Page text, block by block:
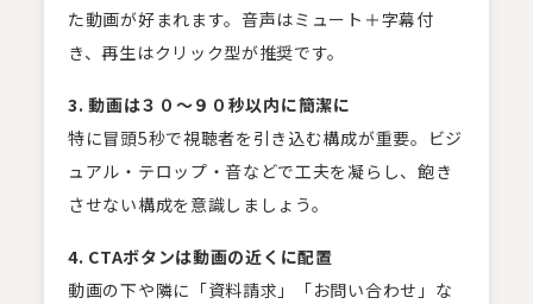
た動画が好まれます。音声はミュート＋字幕付
き、再生はクリック型が推奨です。
3.動画は３０〜９０秒以内に簡潔に
特に冒頭5秒で視聴者を引き込む構成が重要。ビジ
ュアル・テロップ・音などで工夫を凝らし、飽き
させない構成を意識しましょう。
4. CTAボタンは動画の近くに配置
動画の下や隣に「資料請求」「お問い合わせ」な